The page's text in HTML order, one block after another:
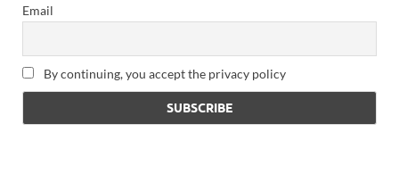
Email
By continuing, you accept the privacy policy